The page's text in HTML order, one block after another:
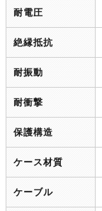
耐電圧
絶縁抵抗
耐振動
耐衝撃
保護構造
ケース材質
ケーブル